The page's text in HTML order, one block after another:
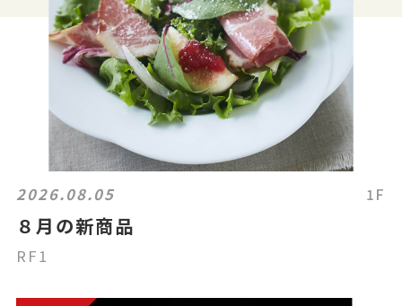
2026.08.05 1F
８月の新商品
RF1